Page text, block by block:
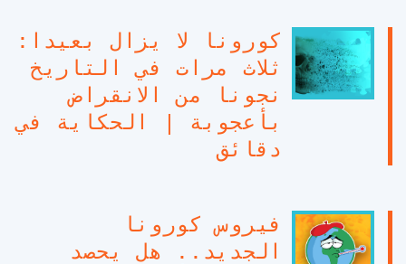
كورونا لا يزال بعيدا:
ثلاث مرات في التاريخ
نجونا من الانقراض
بأعجوبة | الحكاية في
دقائق
فيروس كورونا
الجديد.. هل يحصد